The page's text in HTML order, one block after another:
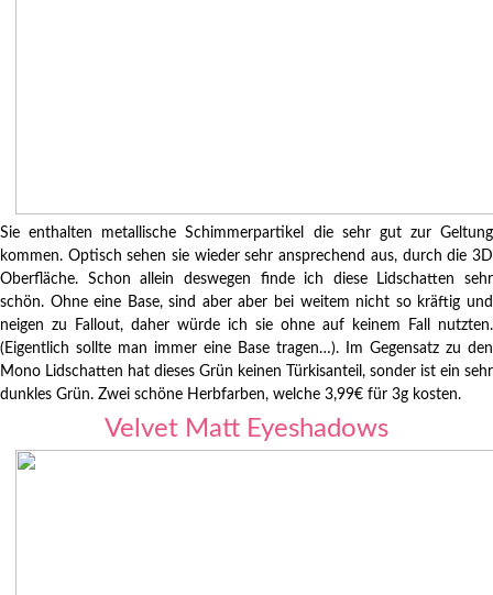
Sie enthalten metallische Schimmerpartikel die sehr gut zur Geltung
kommen. Optisch sehen sie wieder sehr ansprechend aus, durch die 3D
Oberfläche. Schon allein deswegen finde ich diese Lidschatten sehr
schön. Ohne eine Base, sind aber aber bei weitem nicht so kräftig und
neigen zu Fallout, daher würde ich sie ohne auf keinem Fall nutzten.
(Eigentlich sollte man immer eine Base tragen…). Im Gegensatz zu den
Mono Lidschatten hat dieses Grün keinen Türkisanteil, sonder ist ein sehr
dunkles Grün. Zwei schöne Herbfarben, welche 3,99€ für 3g kosten.
Velvet Matt Eyeshadows